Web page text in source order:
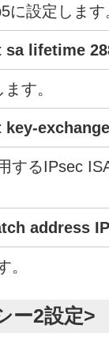
に設定します
sa lifetime
す。
key-
するIPsec
address
。
ー2設定>